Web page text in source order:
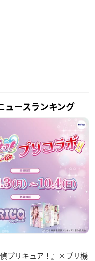
ュースランキング
プリキュア！』×プリ機